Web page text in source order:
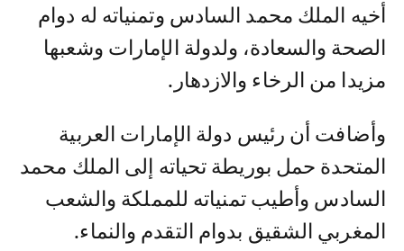
أخيه الملك محمد السادس وتمنياته له دوام
الصحة والسعادة، ولدولة الإمارات وشعبها
مزيدا من الرخاء والازدهار.
وأضافت أن رئيس دولة الإمارات العربية
المتحدة حمل بوريطة تحياته إلى الملك محمد
السادس وأطيب تمنياته للمملكة والشعب
المغربي الشقيق بدوام التقدم والنماء.